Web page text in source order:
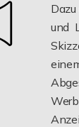
und